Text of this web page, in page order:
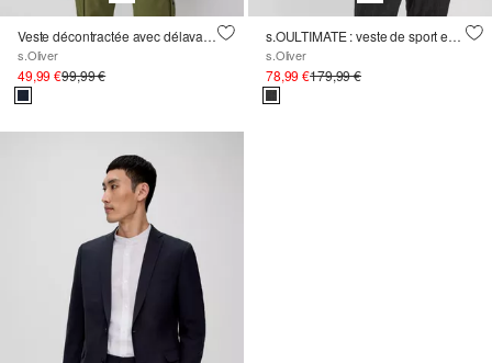
Veste décontractée avec délavage et poches plaquées
s.Oliver
49,99 €99,99 €
s.OULTIMATE : veste de sport en viscose mélangée
s.Oliver
78,99 €179,99 €